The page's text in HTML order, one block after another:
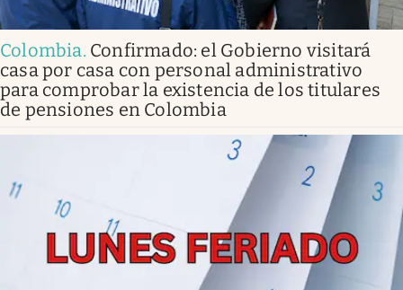
Colombia. Confirmado: el Gobierno visitará
casa por casa con personal administrativo
para comprobar la existencia de los titulares
de pensiones en Colombia